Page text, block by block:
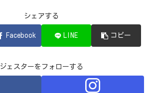
シェアする
Facebook LINE コピー
ジェスターをフォローする